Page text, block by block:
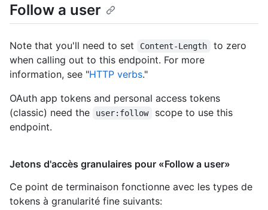
Follow a user
Note that you'll need to set Content-Length
to zero
when calling out to this endpoint. For more
information, see "HTTP verbs."
OAuth app tokens and personal access tokens
(classic) need the
user:follow
scope to use this
endpoint.
Jetons d'accès granulaires pour «Follow a user»
Ce point de terminaison fonctionne avec les types de
tokens à granularité fine suivants: